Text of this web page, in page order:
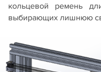
кольцевой ремень
выбирающих лишнюю